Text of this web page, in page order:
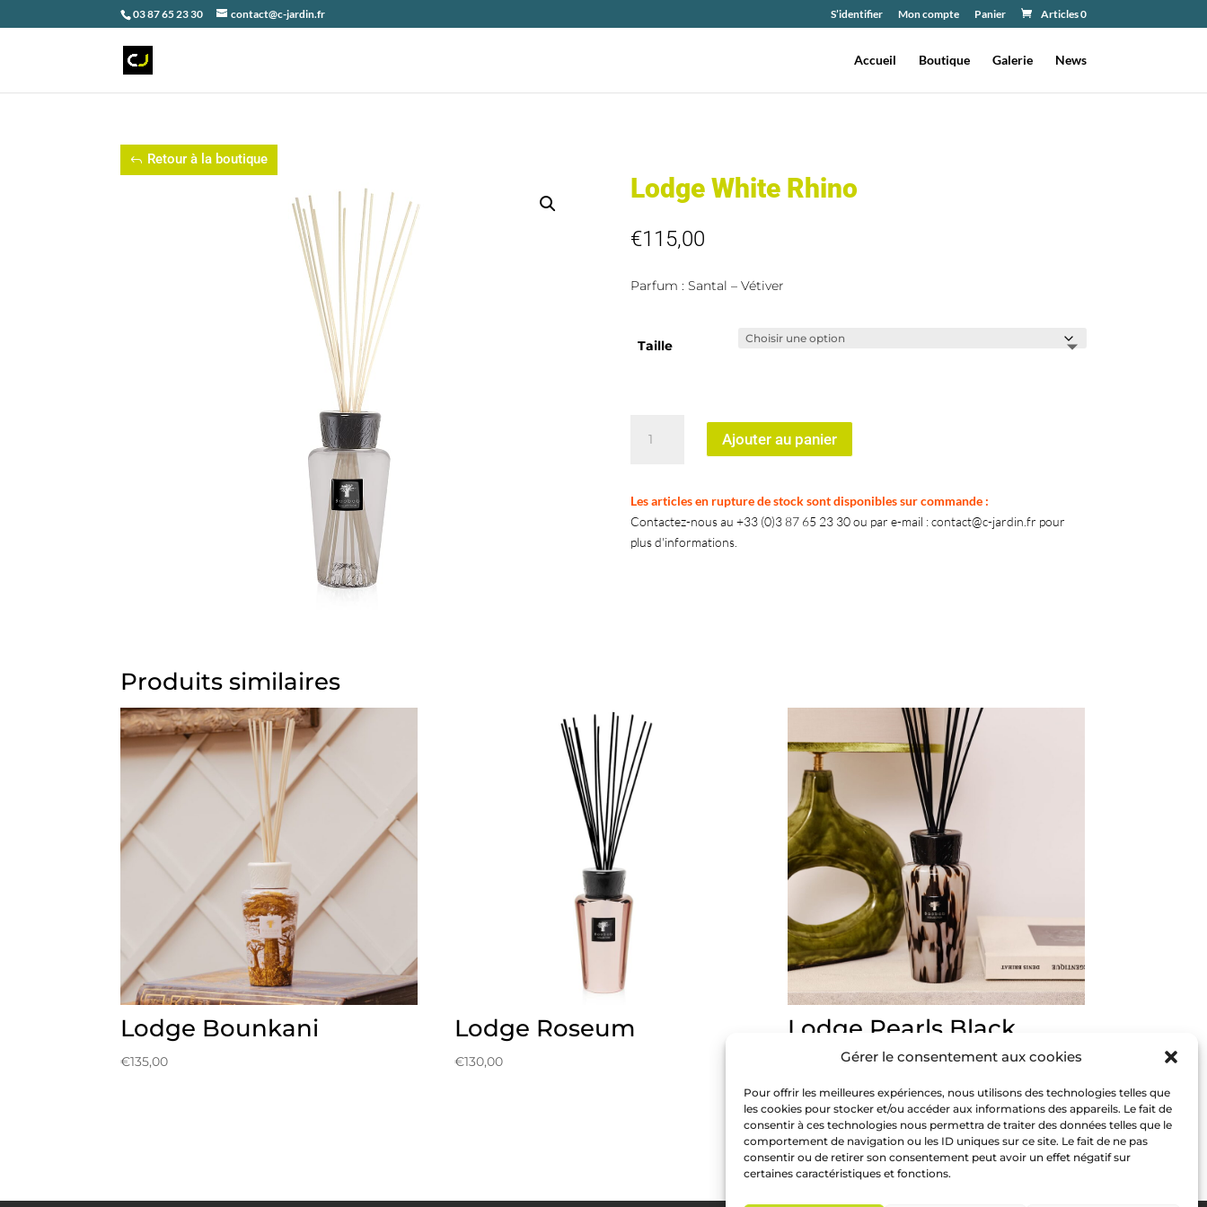
Gérer le consentement aux cookies
Pour offrir les meilleures expériences, nous utilisons des technologies telles que
les cookies pour stocker et/ou accéder aux informations des appareils. Le fait de
consentir à ces technologies nous permettra de traiter des données telles que le
comportement de navigation ou les ID uniques sur ce site. Le fait de ne pas
consentir ou de retirer son consentement peut avoir un effet négatif sur
certaines caractéristiques et fonctions.
03 87 65 23 30 contact@c-jardin.fr S’identifier Mon compte Panier Articles 0
Accueil Boutique Galerie News
Retour à la boutique
Lodge White Rhino
€115,00
Parfum : Santal – Vétiver
Taille
Rhino
Ajouter au panier
Les articles en rupture de stock sont disponibles sur commande :
Contactez-nous au +33 (0)3 87 65 23 30 ou par e-mail : contact@c-jardin.fr pour
plus d'informations.
Produits similaires
Lodge Bounkani
€135,00
Lodge Roseum
€130,00
Lodge Pearls Black